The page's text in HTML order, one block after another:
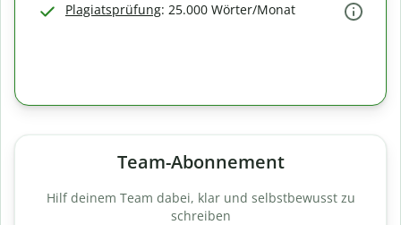
Plagiatsprüfung: 25.000 Wörter/Monat
Team-Abonnement
Hilf deinem Team dabei, klar und selbstbewusst zu
schreiben